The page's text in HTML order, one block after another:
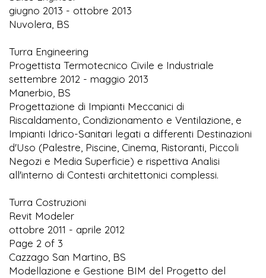
giugno 2013 - ottobre 2013
Nuvolera, BS
Turra Engineering
Progettista Termotecnico Civile e Industriale
settembre 2012 - maggio 2013
Manerbio, BS
Progettazione di Impianti Meccanici di
Riscaldamento, Condizionamento e Ventilazione, e
Impianti Idrico-Sanitari legati a differenti Destinazioni
d'Uso (Palestre, Piscine, Cinema, Ristoranti, Piccoli
Negozi e Media Superficie) e rispettiva Analisi
all'interno di Contesti architettonici complessi.
Turra Costruzioni
Revit Modeler
ottobre 2011 - aprile 2012
Page 2 of 3
Cazzago San Martino, BS
Modellazione e Gestione BIM del Progetto del